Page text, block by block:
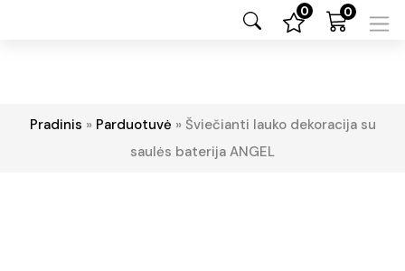
0 0
Pradinis » Parduotuvė » Šviečianti lauko dekoracija su
saulės baterija ANGEL